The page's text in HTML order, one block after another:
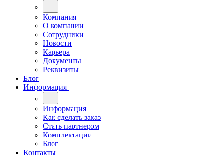
Компания
О компании
Сотрудники
Новости
Карьера
Документы
Реквизиты
Блог
Информация
Информация
Как сделать заказ
Стать партнером
Комплектации
Блог
Контакты